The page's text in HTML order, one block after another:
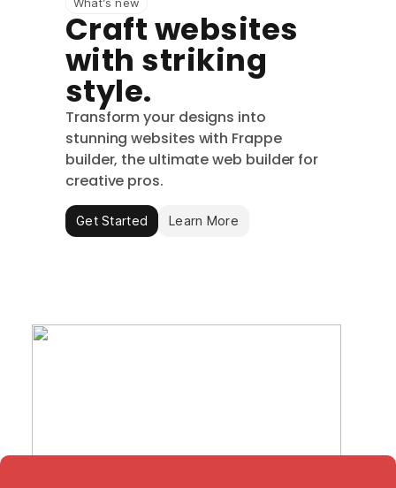
Craft websites
with striking
style.
Transform your designs into
stunning websites with Frappe
builder, the ultimate web builder for
creative pros.
Get Started Learn More